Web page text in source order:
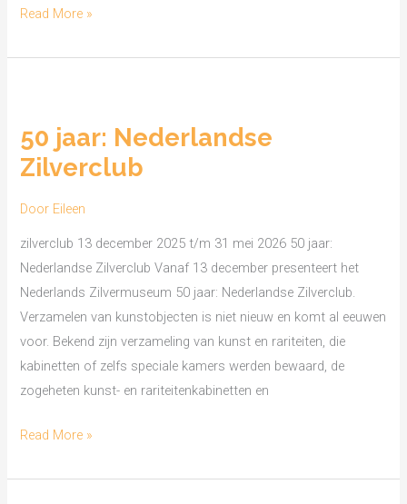
Read More »
50 jaar: Nederlandse
Zilverclub
Door Eileen
zilverclub 13 december 2025 t/m 31 mei 2026 50 jaar:
Nederlandse Zilverclub Vanaf 13 december presenteert het
Nederlands Zilvermuseum 50 jaar: Nederlandse Zilverclub.
Verzamelen van kunstobjecten is niet nieuw en komt al eeuwen
voor. Bekend zijn verzameling van kunst en rariteiten, die
kabinetten of zelfs speciale kamers werden bewaard, de
zogeheten kunst- en rariteitenkabinetten en
Nederlandse
Zilverclub
Read More »